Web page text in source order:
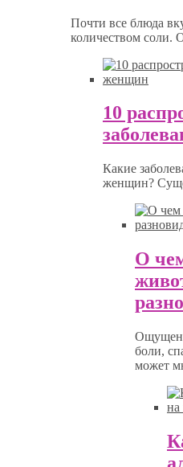
Почти все блюда
количеством соли.
10
Какие
женщин?
О
боли,
может